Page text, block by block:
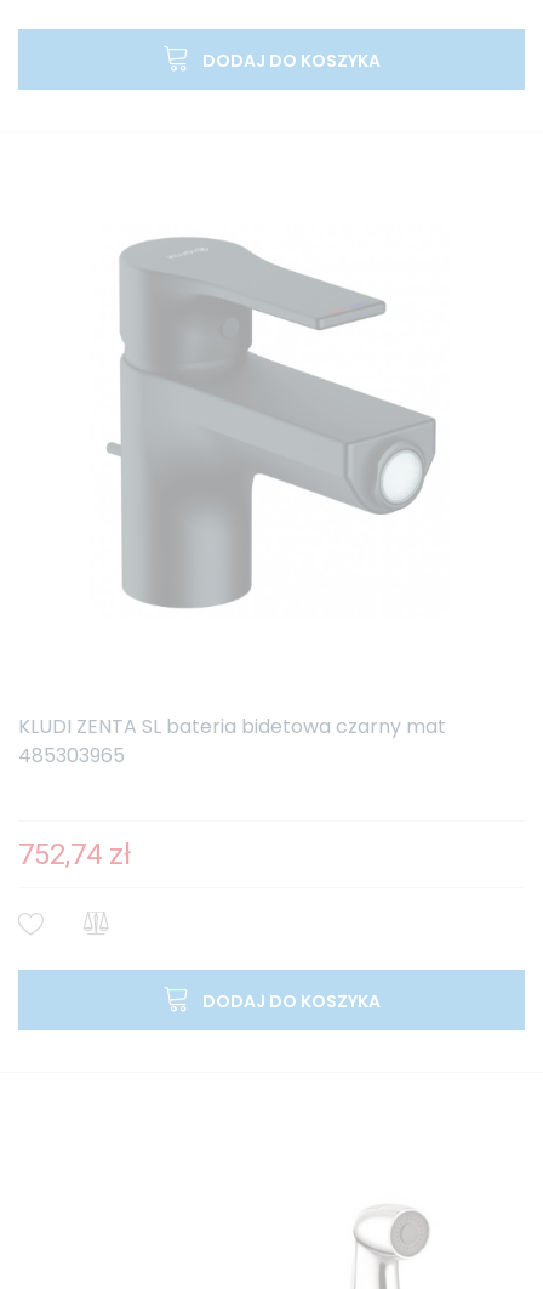
DODAJ DO KOSZYKA
KLUDI ZENTA SL bateria bidetowa czarny mat
485303965
752,74 zł
DODAJ DO KOSZYKA